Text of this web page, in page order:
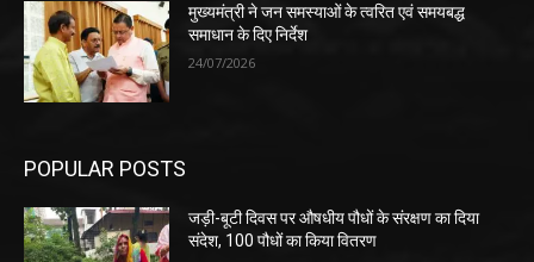
मुख्यमंत्री ने जन समस्याओं के त्वरित एवं समयबद्ध
समाधान के दिए निर्देश
24/07/2026
POPULAR POSTS
जड़ी-बूटी दिवस पर औषधीय पौधों के संरक्षण का दिया
संदेश, 100 पौधों का किया वितरण